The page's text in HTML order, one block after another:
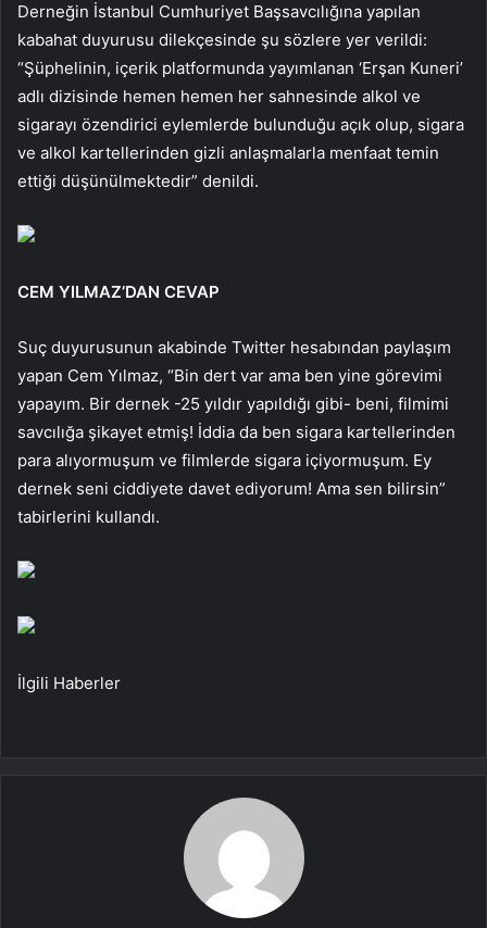
Derneğin İstanbul Cumhuriyet Başsavcılığına yapılan
kabahat duyurusu dilekçesinde şu sözlere yer verildi:
“Şüphelinin, içerik platformunda yayımlanan ‘Erşan Kuneri’
adlı dizisinde hemen hemen her sahnesinde alkol ve
sigarayı özendirici eylemlerde bulunduğu açık olup, sigara
ve alkol kartellerinden gizli anlaşmalarla menfaat temin
ettiği düşünülmektedir” denildi.
CEM YILMAZ’DAN CEVAP
Suç duyurusunun akabinde Twitter hesabından paylaşım
yapan Cem Yılmaz, “Bin dert var ama ben yine görevimi
yapayım. Bir dernek -25 yıldır yapıldığı gibi- beni, filmimi
savcılığa şikayet etmiş! İddia da ben sigara kartellerinden
para alıyormuşum ve filmlerde sigara içiyormuşum. Ey
dernek seni ciddiyete davet ediyorum! Ama sen bilirsin”
tabirlerini kullandı.
İlgili Haberler